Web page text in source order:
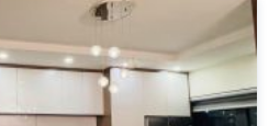
Nam. Thiết kế: 4 ngủ 3WC DT:
kế sang trọng trẻ trung. Phòng
tất cả đều mới và sử dụng tốt.